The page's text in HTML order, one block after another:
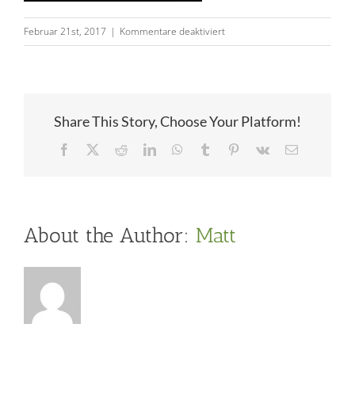
Februar 21st, 2017 | Kommentare deaktiviertfür
Lodge
Share This Story, Choose Your Platform!
Facebook
TwitterRedditLinkedInWhatsApp
Tumblr Pinterest
Vk Email
About the Author: Matt